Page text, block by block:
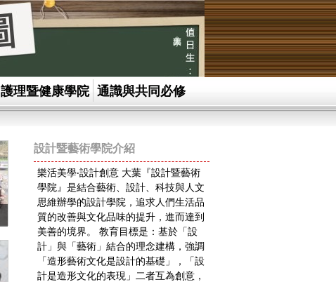
護理暨健康學院 通識與共同必修
設計暨藝術學院介紹
樂活美學‧設計創意 大葉『設計暨藝術
學院』是結合藝術、設計、科技與人文
思維辦學的設計學院，追求人們生活品
質的改善與文化品味的提升，進而達到
美善的境界。 教育目標是：基於「設
計」與「藝術」結合的理念建構，強調
「造形藝術文化是設計的基礎」，「設
計是造形文化的表現」二者互為創意，